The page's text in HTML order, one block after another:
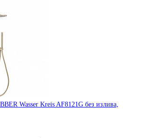
Wasser Kreis AF8121G без излива,